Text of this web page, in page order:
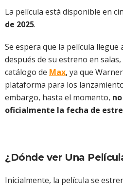
La película está disponible en
de 2025.
Se espera que la película
después de su estreno en
catálogo de Max, ya que
plataforma para los
embargo, hasta el momento,
oficialmente la fecha de
¿Dónde ver Una
Inicialmente, la película se